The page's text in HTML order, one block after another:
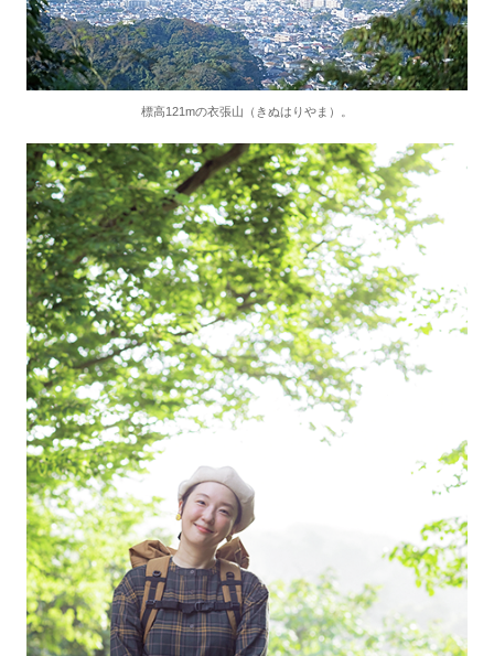
標高121mの衣張山（きぬはりやま）。